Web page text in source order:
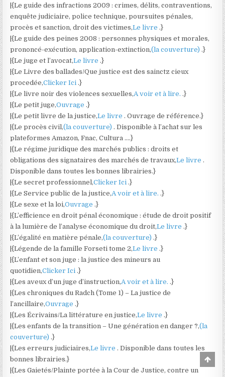
|{Le guide des infractions 2009 : crimes, délits, contraventions,
enquête judiciaire, police technique, poursuites pénales,
procès et sanction, droit des victimes,Le livre .}
|{Le guide des peines 2008 : personnes physiques et morales,
prononcé-exécution, application-extinction,(la couverture) .}
|{Le juge et l’avocat,Le livre .}
|{Le Livre des ballades/Que justice est des sainctz cieux
procedée,Clicker Ici .}
|{Le livre noir des violences sexuelles,A voir et à lire. .}
|{Le petit juge,Ouvrage .}
|{Le petit livre de la justice,Le livre . Ouvrage de référence.}
|{Le procès civil,(la couverture) . Disponible à l’achat sur les
plateformes Amazon, Fnac, Cultura ….}
|{Le régime juridique des marchés publics : droits et
obligations des signataires des marchés de travaux,Le livre .
Disponible dans toutes les bonnes librairies.}
|{Le secret professionnel,Clicker Ici .}
|{Le Service public de la justice,A voir et à lire. .}
|{Le sexe et la loi,Ouvrage .}
|{L’efficience en droit pénal économique : étude de droit positif
à la lumière de l’analyse économique du droit,Le livre .}
|{L’égalité en matière pénale,(la couverture) .}
|{Légende de la famille Forseti tome 2,Le livre .}
|{L’enfant et son juge : la justice des mineurs au
quotidien,Clicker Ici .}
|{Les aveux d’un juge d’instruction,A voir et à lire. .}
|{Les chroniques du Radch (Tome 1) – La justice de
l’ancillaire,Ouvrage .}
|{Les Écrivains/La littérature en justice,Le livre .}
|{Les enfants de la transition – Une génération en danger ?,(la
couverture) .}
|{Les erreurs judiciaires,Le livre . Disponible dans toutes les
bonnes librairies.}
|{Les Gaietés/Plainte portée à la Cour de Justice, contre un
to
Top